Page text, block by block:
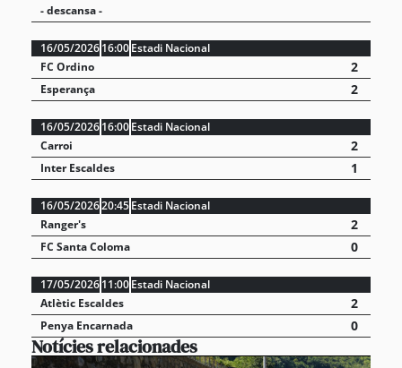
- descansa -
16/05/202616:00Estadi Nacional
FC Ordino
2
Esperança 2
16/05/202616:00Estadi Nacional
Carroi
2
Inter Escaldes 1
16/05/202620:45Estadi Nacional
Ranger's
2
FC Santa Coloma 0
17/05/202611:00Estadi Nacional
Atlètic Escaldes
2
Penya Encarnada 0
Notícies relacionades